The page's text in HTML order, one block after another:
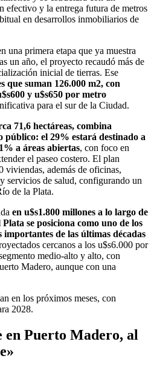
efectivo y la entrega futura de metros
en desarrollos inmobiliarios de
una primera etapa que ya muestra
un año, el proyecto recaudó más de
inicial de tierras. Ese
que suman 126.000 m2, con
y u$s650 por metro
para el sur de la Ciudad.
71,6 hectáreas, combina
público: el 29% estará destinado a
a áreas abiertas, con foco en
el paseo costero. El plan
viviendas, además de oficinas,
servicios de salud, configurando un
de la Plata.
en u$s1.800 millones a lo largo de
se posiciona como uno de los
de las últimas décadas
cercanos a los u$s6.000 por
medio-alto y alto, con
Madero, aunque con una
en los próximos meses, con
2028.
en Puerto Madero, al